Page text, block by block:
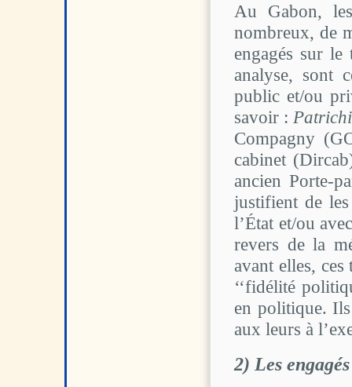
Au Gabon,
nombreux, de
engagés sur
analyse, sont
public et/ou
savoir :
Compagny
cabinet
ancien Porte-
justifient de
l’État et/ou
revers de la
avant elles,
‘‘fidélité
en politique. Ils
aux leurs à
2) Les